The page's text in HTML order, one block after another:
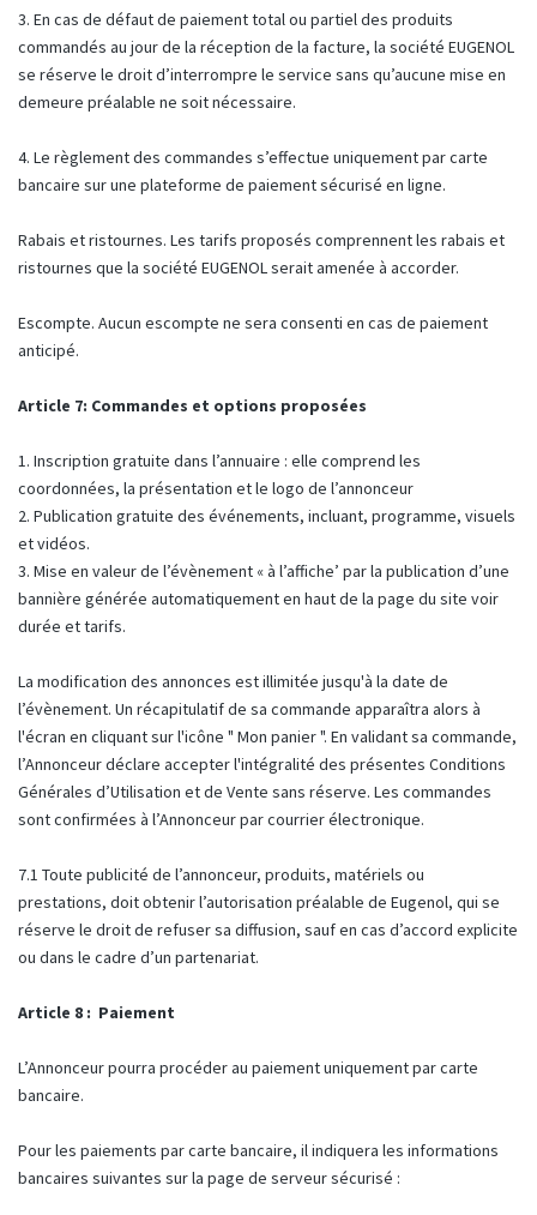
3. En cas de défaut de paiement total ou partiel des produits
commandés au jour de la réception de la facture, la société EUGENOL
se réserve le droit d’interrompre le service sans qu’aucune mise en
demeure préalable ne soit nécessaire.
4. Le règlement des commandes s’effectue uniquement par carte
bancaire sur une plateforme de paiement sécurisé en ligne.
Rabais et ristournes. Les tarifs proposés comprennent les rabais et
ristournes que la société EUGENOL serait amenée à accorder.
Escompte. Aucun escompte ne sera consenti en cas de paiement
anticipé.
Article 7: Commandes et options proposées
1. Inscription gratuite dans l’annuaire : elle comprend les
coordonnées, la présentation et le logo de l’annonceur
2. Publication gratuite des événements, incluant, programme, visuels
et vidéos.
3. Mise en valeur de l’évènement « à l’affiche’ par la publication d’une
bannière générée automatiquement en haut de la page du site voir
durée et tarifs.
La modification des annonces est illimitée jusqu'à la date de
l’évènement. Un récapitulatif de sa commande apparaîtra alors à
l'écran en cliquant sur l'icône " Mon panier ". En validant sa commande,
l’Annonceur déclare accepter l'intégralité des présentes Conditions
Générales d’Utilisation et de Vente sans réserve. Les commandes
sont confirmées à l’Annonceur par courrier électronique.
7.1 Toute publicité de l’annonceur, produits, matériels ou
prestations, doit obtenir l’autorisation préalable de Eugenol, qui se
réserve le droit de refuser sa diffusion, sauf en cas d’accord explicite
ou dans le cadre d’un partenariat.
Article 8 : Paiement
L’Annonceur pourra procéder au paiement uniquement par carte
bancaire.
Pour les paiements par carte bancaire, il indiquera les informations
bancaires suivantes sur la page de serveur sécurisé :